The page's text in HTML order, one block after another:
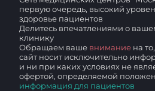
первую очередь, высокий
здоровье пациентов
Делитесь впечатлениями о
клинику
Обращаем ваше внимание на
сайт носит исключительно
и ни при каких условиях не
офертой, определяемой
информация для пациентов